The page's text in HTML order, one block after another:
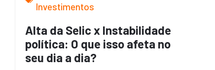
Investimentos
Alta da Selic x Instabilidade
política: O que isso afeta no
seu dia a dia?